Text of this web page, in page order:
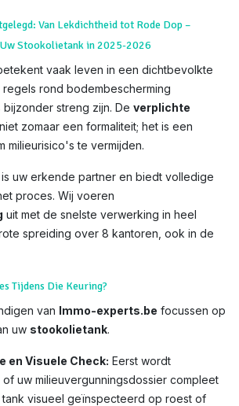
Van Lekdichtheid tot Rode Dop –
Stookolietank in 2025-2026
vaak leven in een dichtbevolkte
rond bodembescherming
bijzonder streng zijn. De verplichte
zomaar een formaliteit; het is een
milieurisico's te vermijden.
is uw erkende partner en biedt volledige
proces. Wij voeren
uit met de snelste verwerking in heel
spreiding over 8 kantoren, ook in de
Tijdens Die Keuring?
van Immo-experts.be focussen op
uw stookolietank.
en Visuele Check: Eerst wordt
uw milieuvergunningsdossier compleet
visueel geïnspecteerd op roest of